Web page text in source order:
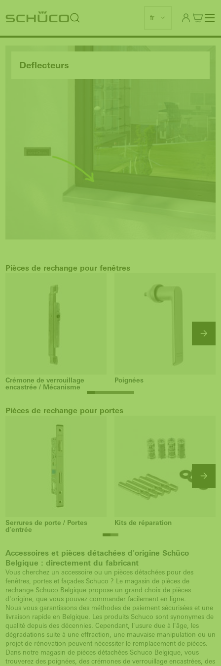
fr
Deflecteurs
Pièces de rechange pour fenêtres
Crémone de verrouillage
encastrée / Mécanisme
Poignées
Pièces de rechange pour portes
Serrures de porte / Portes
d’entrée
Kits de réparation
Accessoires et pièces détachées d'origine Schüco
Belgique : directement du fabricant
Vous cherchez un accessoire ou un pièces détachées pour des
fenêtres, portes et façades Schuco ? Le magasin de pièces de
rechange Schuco Belgique propose un grand choix de pièces
d'origine, que vous pouvez commander facilement en ligne.
Nous vous garantissons des méthodes de paiement sécurisées et une
livraison rapide en Belgique. Les produits Schuco sont synonymes de
qualité depuis des décennies. Cependant, l'usure due à l'âge, les
dégradations suite à une effraction, une mauvaise manipulation ou un
projet de rénovation peuvent nécessiter le remplacement de pièces.
Dans notre magasin de pièces détachées Schuco Belgique, vous
trouverez des poignées, des crémones de verrouillage encastrées, des